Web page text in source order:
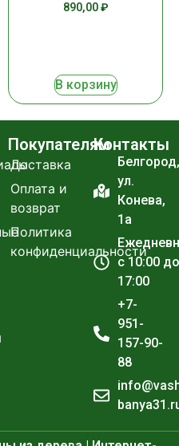
890,00₽
В корзину
Покупателям
Доставка
Оплата и
возврат
Политика
конфиденциальности
Контакты
Белгород,
ул.
Конева,
1а
с 10:00 до
17:00
+7-
951-
157-90-
88